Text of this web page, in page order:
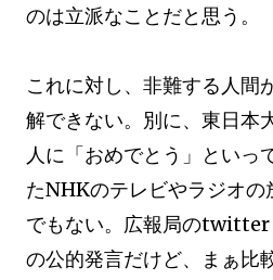
のは立派なことだと思う。
これに対し、非難する人間
解できない。別に、東日本
人に「おめでとう」といっ
たNHKのテレビやラジオの
でもない。広報局の
の公的発言だけど、まぁ比